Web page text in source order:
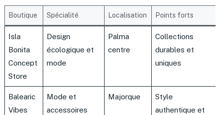
Boutique Spécialité Localisation Points forts
Isla
Bonita
Concept
Store
Design
écologique et
mode
Palma
centre
Collections
durables et
uniques
Balearic
Vibes
Mode et
accessoires
Majorque
Style
authentique et